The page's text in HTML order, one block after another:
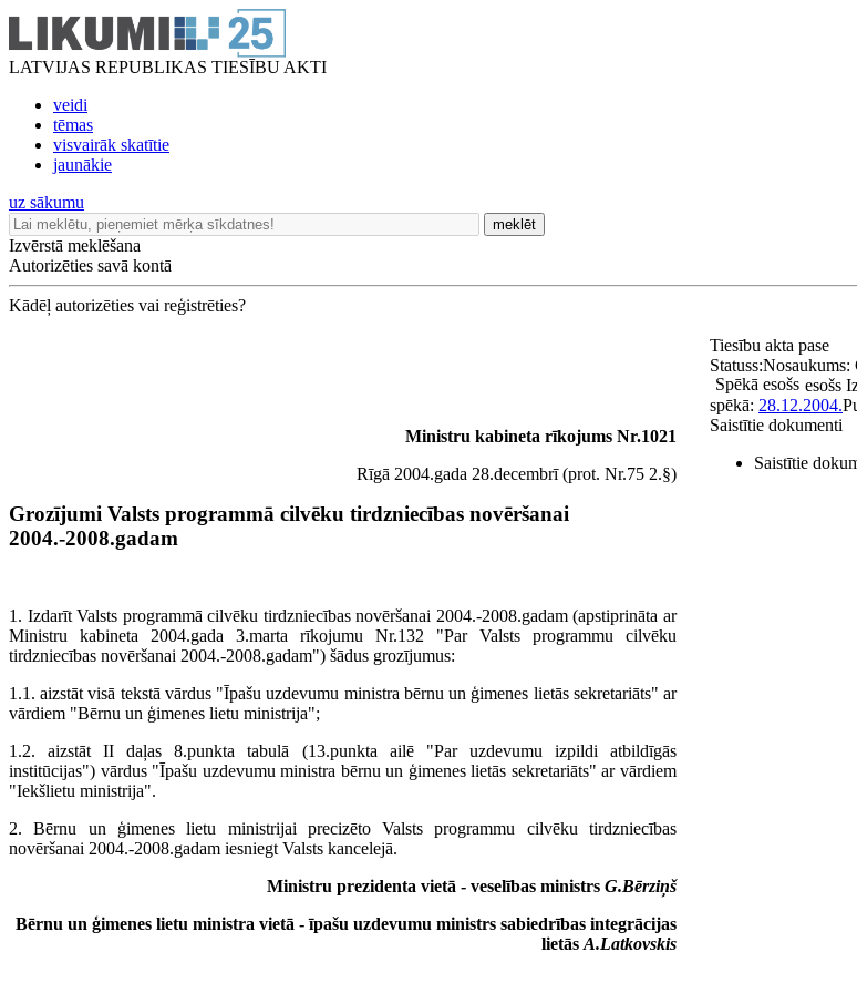
LATVIJAS REPUBLIKAS TIESĪBU AKTI
veidi
tēmas
visvairāk skatītie
jaunākie
uz sākumu
meklēt
Izvērstā meklēšana
Autorizēties savā kontā
Kādēļ autorizēties vai reģistrēties?
Ministru kabineta rīkojums Nr.1021
Rīgā 2004.gada 28.decembrī (prot. Nr.75 2.§)
Grozījumi Valsts programmā cilvēku tirdzniecības novēršanai
2004.-2008.gadam
1. Izdarīt Valsts programmā cilvēku tirdzniecības novēršanai 2004.-2008.gadam (apstiprināta ar
Ministru kabineta 2004.gada 3.marta rīkojumu Nr.132 "Par Valsts programmu cilvēku
tirdzniecības novēršanai 2004.-2008.gadam") šādus grozījumus:
1.1. aizstāt visā tekstā vārdus "Īpašu uzdevumu ministra bērnu un ģimenes lietās sekretariāts" ar
vārdiem "Bērnu un ģimenes lietu ministrija";
1.2. aizstāt II daļas 8.punkta tabulā (13.punkta ailē "Par uzdevumu izpildi atbildīgās
institūcijas") vārdus "Īpašu uzdevumu ministra bērnu un ģimenes lietās sekretariāts" ar vārdiem
"Iekšlietu ministrija".
2. Bērnu un ģimenes lietu ministrijai precizēto Valsts programmu cilvēku tirdzniecības
novēršanai 2004.-2008.gadam iesniegt Valsts kancelejā.
Ministru prezidenta vietā - veselības ministrs G.Bērziņš
Bērnu un ģimenes lietu ministra vietā - īpašu uzdevumu ministrs sabiedrības integrācijas
lietās A.Latkovskis
Tiesību akta pase
Nosaukums:
Statuss:
Spēkā esošs esošs
spēkā: 28.12.2004.
Saistītie dokumenti
Saistītie